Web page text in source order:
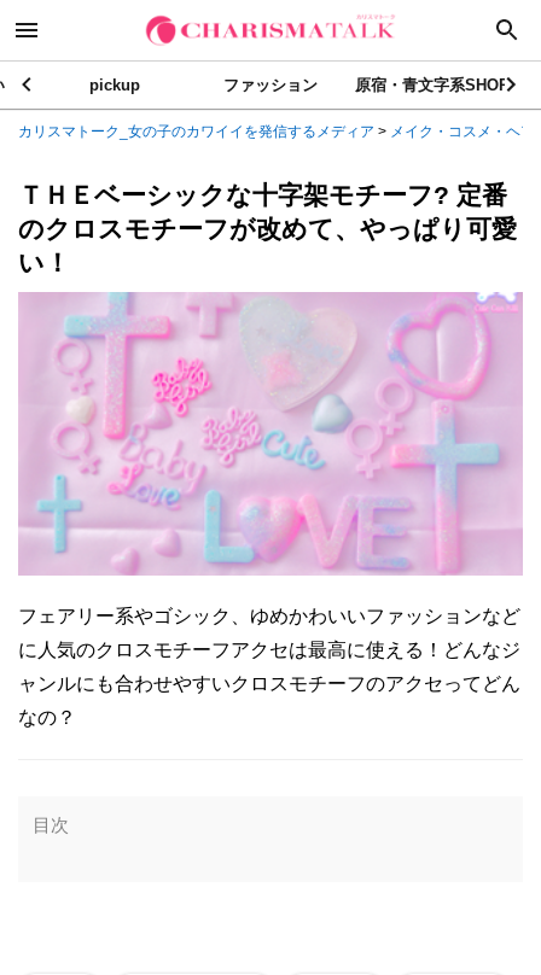
pickup ファッション 原宿・青文字系SHOP
カリスマトーク_女の子のカワイイを発信するメディア > メイク・コスメ・ヘア
ＴＨＥベーシックな十字架モチーフ? 定番
のクロスモチーフが改めて、やっぱり可愛
い！
フェアリー系やゴシック、ゆめかわいいファッションなど
に人気のクロスモチーフアクセは最高に使える！どんなジ
ャンルにも合わせやすいクロスモチーフのアクセってどん
なの？
目次